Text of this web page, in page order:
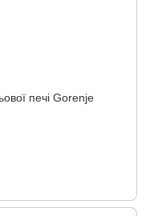
печі Gorenje